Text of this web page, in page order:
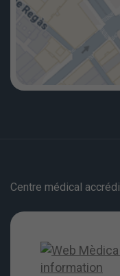
Centre médical